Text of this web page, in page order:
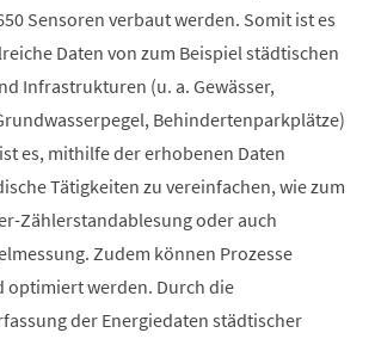
Sensoren verbaut werden. Somit ist es
Daten von zum Beispiel städtischen
Infrastrukturen (u. a. Gewässer,
Behindertenparkplätze)
es, mithilfe der erhobenen Daten
Tätigkeiten zu vereinfachen, wie zum
Zählerstandablesung oder auch
Zudem können Prozesse
optimiert werden. Durch die
der Energiedaten städtischer